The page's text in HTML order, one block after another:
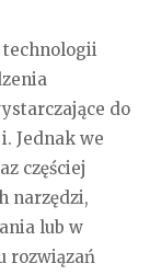
technologii
do
Jednak we
częściej
narzędzi,
lub w
rozwiązań